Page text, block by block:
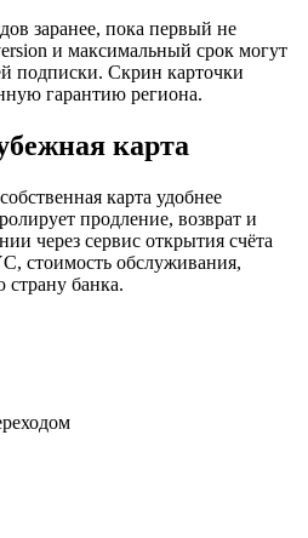
заранее, пока первый не
и максимальный срок могут
подписки. Скрин карточки
гарантию региона.
карта
карта удобнее
продление, возврат и
через сервис открытия счёта
стоимость обслуживания,
банка.